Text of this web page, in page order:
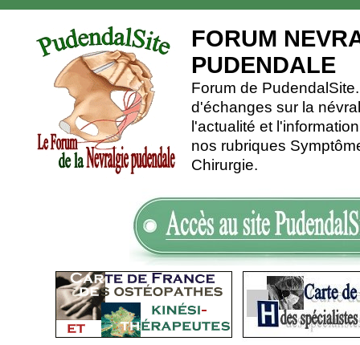
FORUM
PUDENDALE
Forum de
d'échanges sur la
l'actualité et
nos rubriques
Chirurgie.